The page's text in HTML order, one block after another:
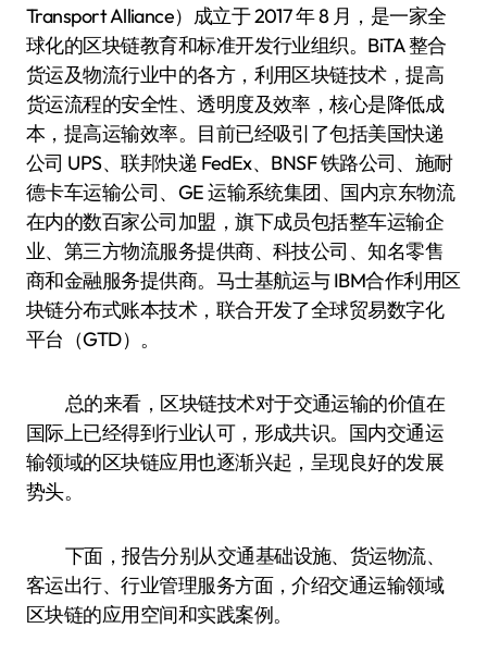
Transport Alliance）成立于 2017 年 8 月，是一家全
球化的区块链教育和标准开发行业组织。BiTA 整合
货运及物流行业中的各方，利用区块链技术，提高
货运流程的安全性、透明度及效率，核心是降低成
本，提高运输效率。目前已经吸引了包括美国快递
公司 UPS、联邦快递 FedEx、BNSF 铁路公司、施耐
德卡车运输公司、GE 运输系统集团、国内京东物流
在内的数百家公司加盟，旗下成员包括整车运输企
业、第三方物流服务提供商、科技公司、知名零售
商和金融服务提供商。马士基航运与 IBM合作利用区
块链分布式账本技术，联合开发了全球贸易数字化
平台（GTD）。
总的来看，区块链技术对于交通运输的价值在
国际上已经得到行业认可，形成共识。国内交通运
输领域的区块链应用也逐渐兴起，呈现良好的发展
势头。
下面，报告分别从交通基础设施、货运物流、
客运出行、行业管理服务方面，介绍交通运输领域
区块链的应用空间和实践案例。